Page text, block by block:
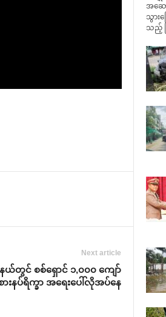
Next article
ယ်တွင် စစ်ရှောင် ၁,၀၀၀ ကျော်
နပ်ရိက္ခာ အရေးပေါ်လိုအပ်နေ
အဆေ
သွား
သည့်